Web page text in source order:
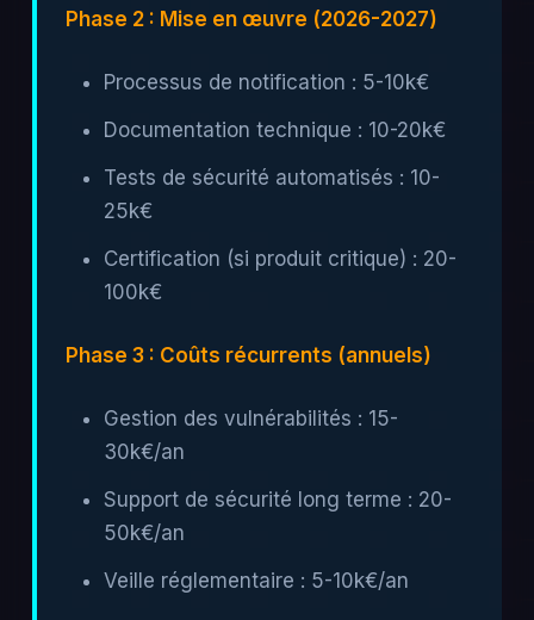
Phase 2 : Mise en œuvre (2026-2027)
Processus de notification : 5-10k€
Documentation technique : 10-20k€
Tests de sécurité automatisés : 10-
25k€
Certification (si produit critique) : 20-
100k€
Phase 3 : Coûts récurrents (annuels)
Gestion des vulnérabilités : 15-
30k€/an
Support de sécurité long terme : 20-
50k€/an
Veille réglementaire : 5-10k€/an